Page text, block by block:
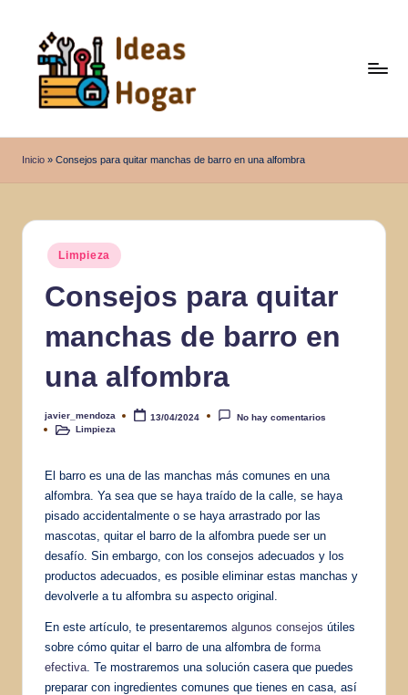
contenido
d
e
a
Inicio » Consejos para quitar manchas de barro en una alfombra
Publicado
en
Limpieza
Consejos para quitar
manchas de barro en
una alfombra
Publicado
por
javier_mendoza 13/04/2024
No hay comentarios
PublicadoLimpieza
El barro es una de las manchas más comunes en una
alfombra. Ya sea que se haya traído de la calle, se haya
pisado accidentalmente o se haya arrastrado por las
mascotas, quitar el barro de la alfombra puede ser un
desafío. Sin embargo, con los consejos adecuados y los
productos adecuados, es posible eliminar estas manchas y
devolverle a tu alfombra su aspecto original.
En este artículo, te presentaremos algunos consejos útiles
sobre cómo quitar el barro de una alfombra de forma
efectiva . Te mostraremos una solución casera que puedes
preparar con ingredientes comunes que tienes en casa, así